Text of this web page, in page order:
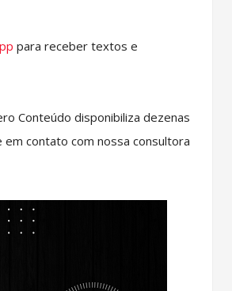
para receber textos e
Conteúdo disponibiliza dezenas
contato com nossa consultora